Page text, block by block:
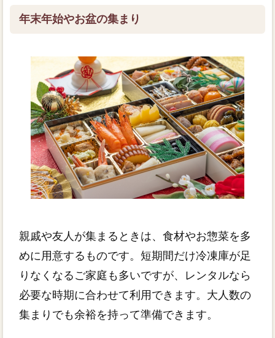
年末年始やお盆の集まり
親戚や友人が集まるときは、食材やお惣菜を多
めに用意するものです。短期間だけ冷凍庫が足
りなくなるご家庭も多いですが、レンタルなら
必要な時期に合わせて利用できます。大人数の
集まりでも余裕を持って準備できます。